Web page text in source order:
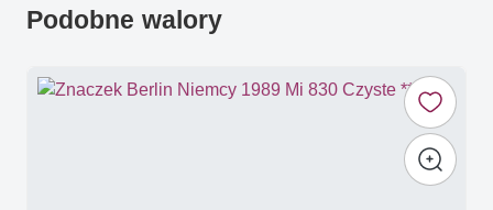
Podobne walory